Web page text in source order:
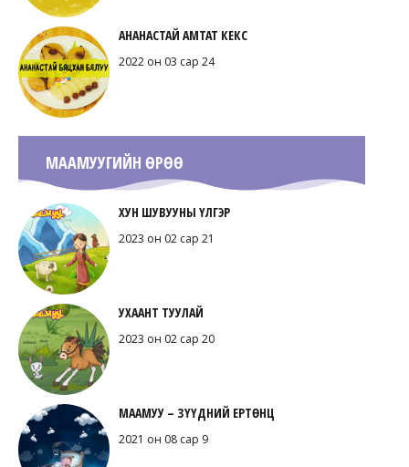
АНАНАСТАЙ АМТАТ КЕКС
2022 он 03 сар 24
МААМУУГИЙН ӨРӨӨ
ХУН ШУВУУНЫ ҮЛГЭР
2023 он 02 сар 21
УХААНТ ТУУЛАЙ
2023 он 02 сар 20
МААМУУ – ЗҮҮДНИЙ ЕРТӨНЦ
2021 он 08 сар 9